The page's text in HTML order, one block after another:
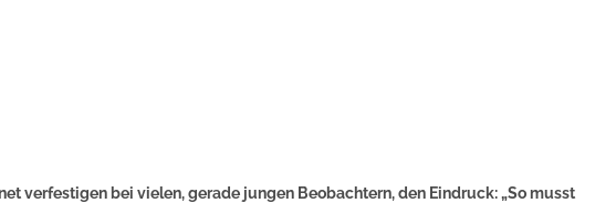
verfestigen bei vielen, gerade jungen Beobachtern, den Eindruck: „So musst